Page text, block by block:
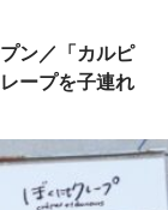
ン／「カルピ
ープを子連れ